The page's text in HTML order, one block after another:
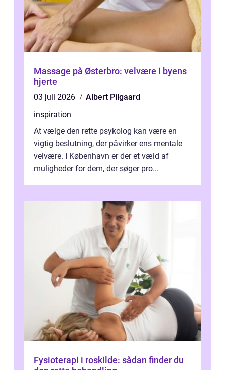
Massage på Østerbro: velvære i byens
hjerte
03 juli 2026
Albert Pilgaard
inspiration
At vælge den rette psykolog kan være en
vigtig beslutning, der påvirker ens mentale
velvære. I København er der et væld af
muligheder for dem, der søger pro...
Fysioterapi i roskilde: sådan finder du